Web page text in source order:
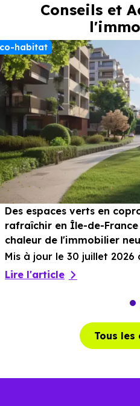
Conseils et
habitat
Des espaces verts en
rafraîchir en Île-de-
chaleur de l'immobilier
Mis à jour le 30 juillet 2026
Lire l'article
Tous les